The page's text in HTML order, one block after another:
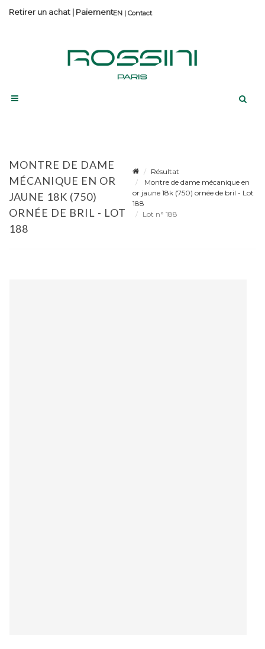
Contact
Retirer un achat | Paiement
MONTRE DE DAME
MÉCANIQUE EN OR
JAUNE 18K (750)
ORNÉE DE BRIL - LOT
188
Résultat
Montre de dame mécanique en
or jaune 18k (750) ornée de bril - Lot
188
Lot n° 188